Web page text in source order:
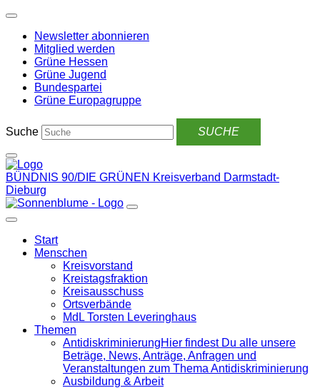
Weiter
Inhalt
Newsletter abonnieren
Mitglied werden
Grüne Hessen
Grüne Jugend
Bundespartei
Grüne Europagruppe
Suche
BÜNDNIS 90/DIE GRÜNEN Kreisverband Darmstadt-
Dieburg
Start
Menschen
Kreisvorstand
Kreistagsfraktion
Kreisausschuss
Ortsverbände
MdL Torsten Leveringhaus
Themen
Antidiskrimi­nierungHier findest Du alle unsere
Beträge, News, Anträge, Anfragen und
Veranstaltungen zum Thema Antidiskriminierung
Ausbildung & Arbeit